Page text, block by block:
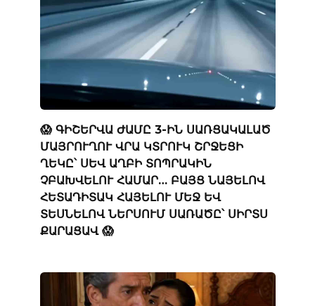
😱 ԳԻՇԵՐՎԱ ԺԱՄԸ 3-ԻՆ ՍԱՌՑԱԿԱԼԱԾ
ՄԱՅՐՈՒՂՈՒ ՎՐԱ ԿՏՐՈՒԿ ՇՐՋԵՑԻ
ՂԵԿԸ՝ ՍԵՎ ԱՂԲԻ ՏՈՊՐԱԿԻՆ
ՉԲԱԽՎԵԼՈՒ ՀԱՄԱՐ… ԲԱՅՑ ՆԱՅԵԼՈՎ
ՀԵՏԱԴԻՏԱԿ ՀԱՅԵԼՈՒ ՄԵՋ ԵՎ
ՏԵՍՆԵԼՈՎ ՆԵՐՍՈՒՄ ՍԱՌԱԾԸ՝ ՍԻՐՏՍ
ՔԱՐԱՑԱՎ 😱